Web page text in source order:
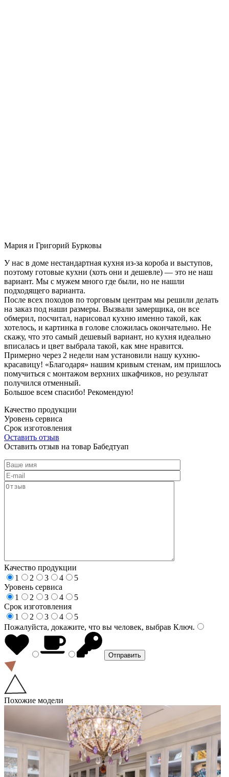
Мария и Григорий Бурковы
У нас в доме нестандартная кухня из-за короба и выступов,
поэтому готовые кухни (хоть они и дешевле) — это не наш
вариант. Мы с мужем много где были, но не нашли
подходящего варианта.
После всех походов по торговым центрам мы решили делать
на заказ под наши размеры. Вызвали замерщика, он все
обмерил, посчитал, нарисовал кухню именно такой, как
хотелось, и картинка в голове сложилась окончательно. Не
скажу, что это самый дешевый вариант, но кухня идеально
вписалась и цвет выбрала такой, как мне нравится.
Примерно через 2 недели нам установили нашу кухню-
красавицу! «Благодаря» нашим кривым стенам, им пришлось
помучиться с монтажом верхних шкафчиков, но результат
получился отменный.
Большое всем спасибо! Рекомендую!
Качество продукции
Уровень сервиса
Срок изготовления
Оставить отзыв
Оставить отзыв на товар Бабедтуап
Качество продукции
1
2 3 4
5
Уровень сервиса
1
2 3 4
5
Срок изготовления
1
2 3 4
5
Пожалуйста, докажите, что вы человек, выбрав Ключ.
Похожие модели